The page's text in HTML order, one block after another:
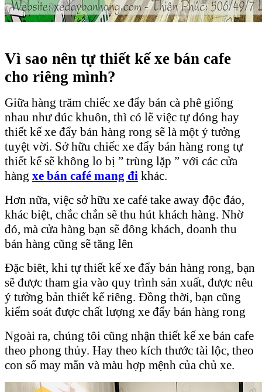
Vì sao nên tự thiết kế xe bán cafe
cho riêng mình?
Giữa hàng trăm chiếc xe đẩy bán cà phê giống
nhau như đúc khuôn, thì có lẽ việc tự đóng hay
thiết kế xe đẩy bán hàng rong sẽ là một ý tưởng
tuyệt vời. Sở hữu chiếc xe đẩy bán hàng rong tự
thiết kế sẽ không lo bị ” trùng lặp ” với các cửa
hàng xe bán café mang đi khác.
Hơn nữa, việc sở hữu xe café take away độc đáo,
khác biệt, chắc chắn sẽ thu hút khách hàng. Nhờ
đó, mà cửa hàng bạn sẽ đông khách, doanh thu
bán hàng cũng sẽ tăng lên
Đặc biêt, khi tự thiết kế xe đẩy bán hàng rong, bạn
sẽ được tham gia vào quy trình sản xuất, được nêu
ý tưởng bản thiết kế riêng. Đồng thời, bạn cũng
kiểm soát được chất lượng xe đẩy bán hàng rong
Ngoài ra, chúng tôi cũng nhận thiết kế xe bán cafe
theo phong thủy. Hay theo kích thước tài lộc, theo
con số may mắn và màu hợp mệnh của chủ xe.